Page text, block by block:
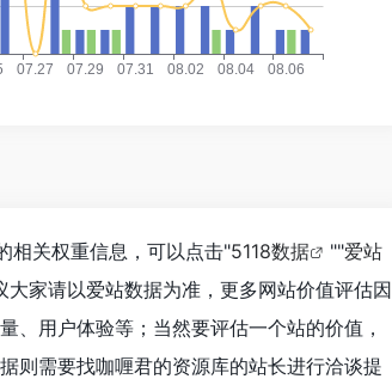
相关权重信息，可以点击"5118数据 ""爱站
家请以爱站数据为准，更多网站价值评估因
、用户体验等；当然要评估一个站的价值，
则需要找咖喱君的资源库的站长进行洽谈提